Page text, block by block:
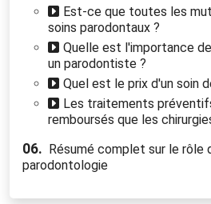
Est-ce que toutes les
soins parodontaux ?
Quelle est l'importance
un parodontiste ?
Quel est le prix d'un soin
Les traitements
remboursés que les
06. Résumé complet sur le rôle
parodontologie